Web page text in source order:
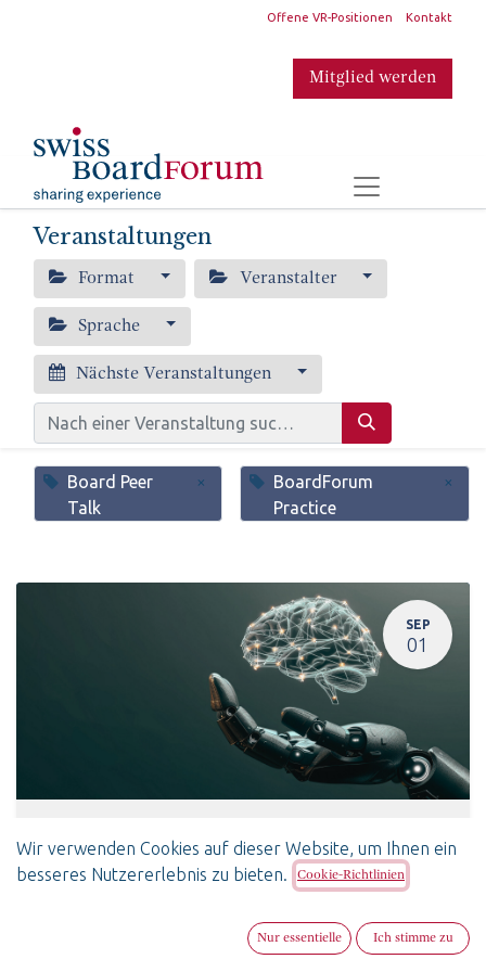
Offene VR-Positionen Kontakt
Mitglied werden
Veranstaltungen
Format Veranstalter
Sprache
Nächste Veranstaltungen
Board Peer
Talk
×
BoardForum
Practice
×
SEP
01
AI at the Board Table – Rethinking
1. September 2026- 17:30( Europe/Zurich)
SwissBoardForum Englisch
Wir verwenden Cookies auf dieser Website, um Ihnen ein
besseres Nutzererlebnis zu bieten.
Cookie-Richtlinien
Nur essentielle Ich stimme zu